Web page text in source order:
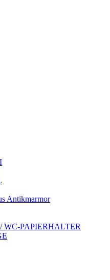
Antikmarmor
WC-PAPIERHALTER